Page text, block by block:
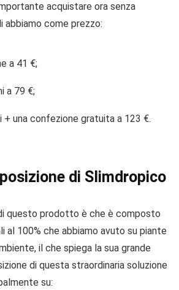
acquistare ora senza
abbiamo come prezzo:
a 41 €;
a 79 €;
+ una confezione gratuita a 123 €.
di Slimdropico
questo prodotto è che è composto
al 100% che abbiamo avuto su piante
il che spiega la sua grande
di questa straordinaria soluzione
su: